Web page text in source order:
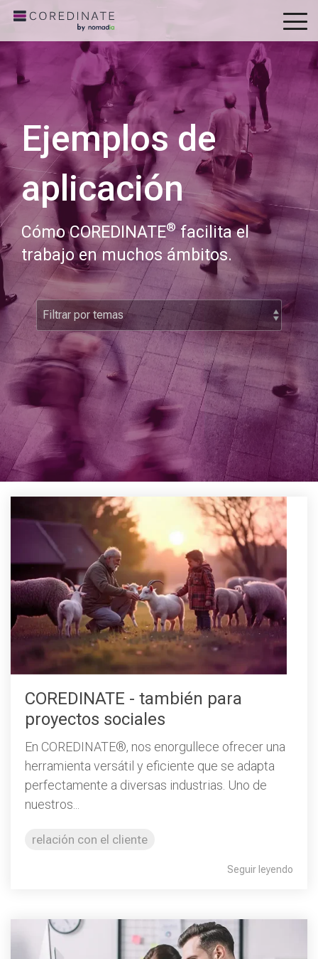
Ejemplos de
aplicación
Cómo COREDINATE®facilita el
trabajo en muchos ámbitos.
COREDINATE - también para
proyectos sociales
En COREDINATE®, nos enorgullece ofrecer una
herramienta versátil y eficiente que se adapta
perfectamente a diversas industrias. Uno de
nuestros...
relación con el cliente
Seguir leyendo